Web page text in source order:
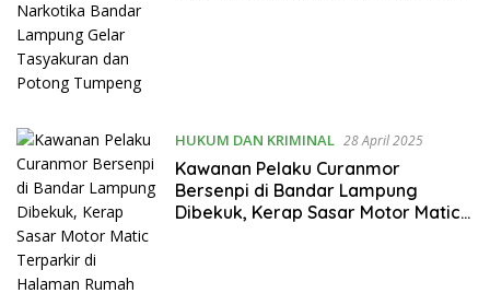
HUKUM DAN KRIMINAL 28 April 2025
Kawanan Pelaku Curanmor
Bersenpi di Bandar Lampung
Dibekuk, Kerap Sasar Motor Matic